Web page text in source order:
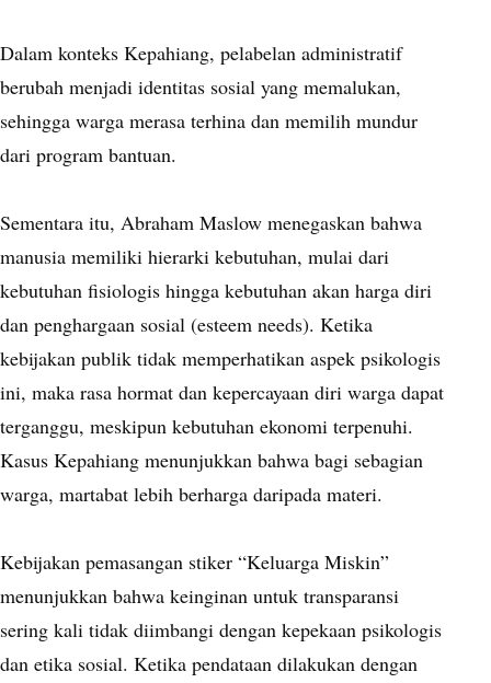
Dalam konteks Kepahiang, pelabelan administratif
berubah menjadi identitas sosial yang memalukan,
sehingga warga merasa terhina dan memilih mundur
dari program bantuan.
Sementara itu, Abraham Maslow menegaskan bahwa
manusia memiliki hierarki kebutuhan, mulai dari
kebutuhan fisiologis hingga kebutuhan akan harga diri
dan penghargaan sosial (esteem needs). Ketika
kebijakan publik tidak memperhatikan aspek psikologis
ini, maka rasa hormat dan kepercayaan diri warga dapat
terganggu, meskipun kebutuhan ekonomi terpenuhi.
Kasus Kepahiang menunjukkan bahwa bagi sebagian
warga, martabat lebih berharga daripada materi.
Kebijakan pemasangan stiker “Keluarga Miskin”
menunjukkan bahwa keinginan untuk transparansi
sering kali tidak diimbangi dengan kepekaan psikologis
dan etika sosial. Ketika pendataan dilakukan dengan